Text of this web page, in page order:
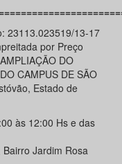
23113.023519/13-17
por Preço
DO
CAMPUS DE SÃO
Estado de
às 12:00 Hs e das
Jardim Rosa